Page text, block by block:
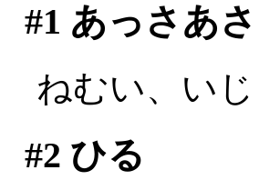
#1 あっさあ
ねむい、いじ
#2 ひる